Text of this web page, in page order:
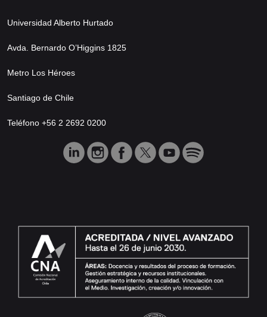
Universidad Alberto Hurtado
Avda. Bernardo O’Higgins 1825
Metro Los Héroes
Santiago de Chile
Teléfono +56 2 2692 0200